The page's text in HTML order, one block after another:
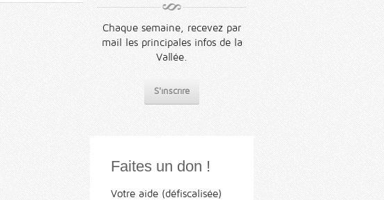
Chaque semaine, recevez par
mail les principales infos de la
Vallée.
S'inscrire
Faites un don !
Votre aide (défiscalisée)